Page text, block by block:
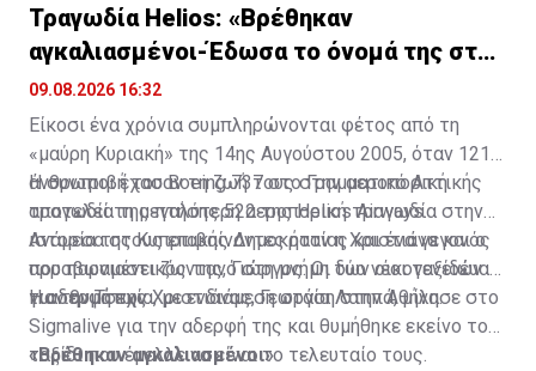
Τραγωδία Helios: «Βρέθηκαν
αγκαλιασμένοι-Έδωσα το όνομά της στην
κόρη μου»
09.08.2026 16:32
Είκοσι ένα χρόνια συμπληρώνονται φέτος από τη
«μαύρη Κυριακή» της 14ης Αυγούστου 2005, όταν 121
άνθρωποι έχασαν τη ζωή τους στην αεροπορική
τραγωδία της πτήσης 522 της Helios Airways.
Η συντριβή του Boeing 737 στο Γραμματικό Αττικής
αποτελεί τη μεγαλύτερη αεροπορική τραγωδία στην
ιστορία της Κυπριακής Δημοκρατίας και ένα γεγονός
που παραμένει ζωντανό στη μνήμη των οικογενειών
των θυμάτων.
Ανάμεσα στους επιβαίνοντες ήταν η Χριστιάνα και ο
αρραβωνιαστικός της, Γιώργος. Οι δύο νέοι ταξίδευαν
για την Τσεχία, με ενδιάμεση στάση στην Αθήνα.
Η αδερφή της Χριστιάνας, Γεωργία Λαππά, μίλησε στο
Sigmalive για την αδερφή της και θυμήθηκε εκείνο το
ταξίδι που έμελλε να είναι το τελευταίο τους.
«Βρέθηκαν αγκαλιασμένοι»